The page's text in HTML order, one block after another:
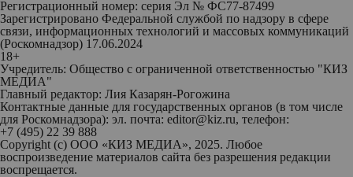
Регистрационный номер: серия Эл № ФС77-87499
Зарегистрировано Федеральной службой по надзору в сфере
связи, информационных технологий и массовых коммуникаций
(Роскомнадзор) 17.06.2024
18+
Учредитель: Общество с ограниченной ответственностью "КИЗ
МЕДИА"
Главный редактор: Лия Казарян-Рогожина
Контактные данные для государственных органов (в том числе
для Роскомнадзора): эл. почта: editor@kiz.ru, телефон:
+7 (495) 22 39 888
Copyright (с) ООО «КИЗ МЕДИА», 2025. Любое
воспроизведение материалов сайта без разрешения редакции
воспрещается.